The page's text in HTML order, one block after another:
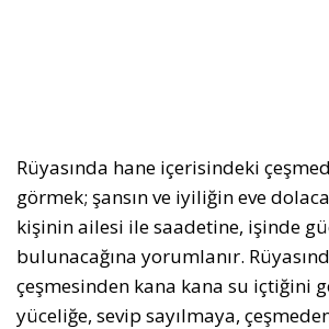
Rüyasında hane içerisindeki
görmek; şansın ve iyiliğin eve
kişinin ailesi ile saadetine, işinde
bulunacağına yorumlanır.
çeşmesinden kana kana su içtiğini
yüceliğe, sevip sayılmaya,